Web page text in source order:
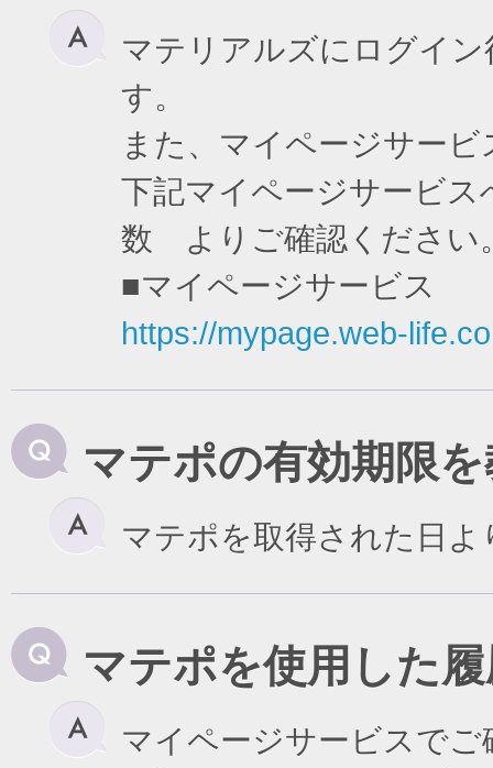
マテリアルズにログイ
す。
また、マイページサー
下記マイページサービ
数 よりご確認ください
■マイページサービス
https://mypage.web-
マテポの有効期限
マテポを取得された日
マテポを使用した
マイページサービスで